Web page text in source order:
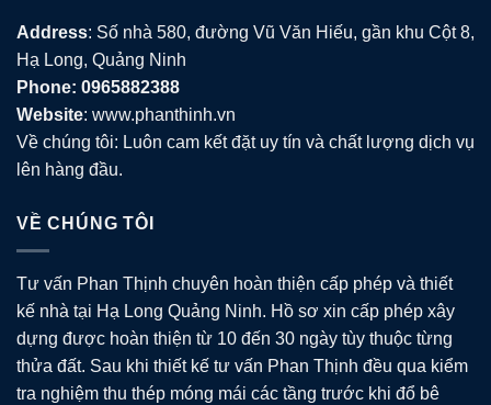
Address: Số nhà 580, đường Vũ Văn Hiếu, gần khu Cột 8,
Hạ Long, Quảng Ninh
Phone: 0965882388
Website: www.phanthinh.vn
Về chúng tôi: Luôn cam kết đặt uy tín và chất lượng dịch vụ
lên hàng đầu.
VỀ CHÚNG TÔI
Tư vấn Phan Thịnh chuyên hoàn thiện cấp phép và thiết
kế nhà tại Hạ Long Quảng Ninh. Hồ sơ xin cấp phép xây
dựng được hoàn thiện từ 10 đến 30 ngày tùy thuộc từng
thửa đất. Sau khi thiết kế tư vấn Phan Thịnh đều qua kiểm
tra nghiệm thu thép móng mái các tầng trước khi đổ bê